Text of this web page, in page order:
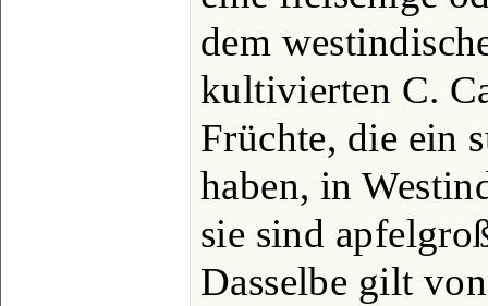
dem
kultivierten C.
Früchte, die ein
haben, in
sie sind
Dasselbe gilt